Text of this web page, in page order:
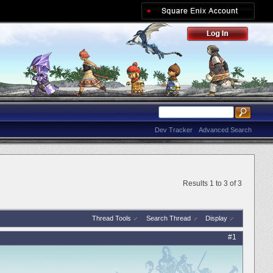
Advanced Search
Dev Tracker
Results 1 to 3 of 3
Thread Tools Search Thread Display
#1